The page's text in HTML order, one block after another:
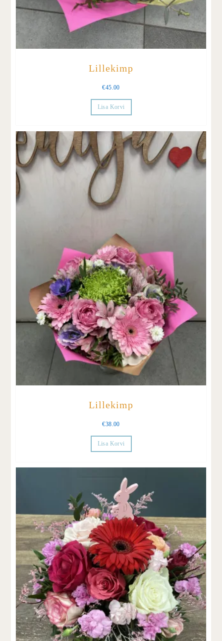
Lillekimp
€45.00
Lisa Korvi
Lillekimp
€38.00
Lisa Korvi